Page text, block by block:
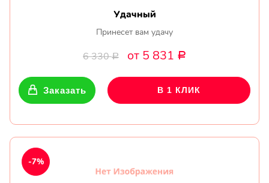
Удачный
Принесет вам удачу
6 330Р от 5 831 Р
Заказать В 1 КЛИК
-7%